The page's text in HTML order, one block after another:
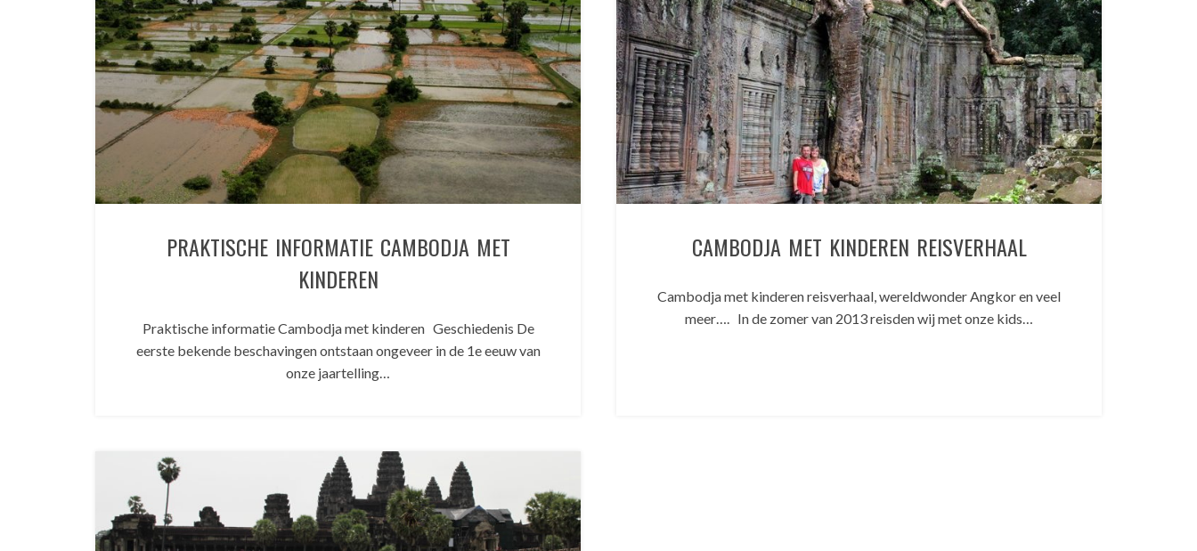
PRAKTISCHE INFORMATIE CAMBODJA MET
KINDEREN
Praktische informatie Cambodja met kinderen Geschiedenis De
eerste bekende beschavingen ontstaan ongeveer in de 1e eeuw van
onze jaartelling…
CAMBODJA MET KINDEREN REISVERHAAL
Cambodja met kinderen reisverhaal, wereldwonder Angkor en veel
meer…. In de zomer van 2013 reisden wij met onze kids…